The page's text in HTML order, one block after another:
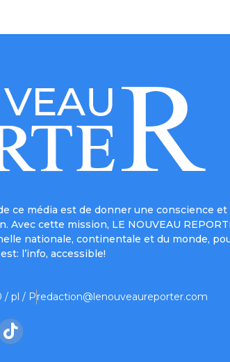
ce média est de donner une conscience
cette mission, LE NOUVEAU
nationale, continentale et du monde,
l’info, accessible!
/ pl / Predaction@lenouveaureporter.com
TikTok